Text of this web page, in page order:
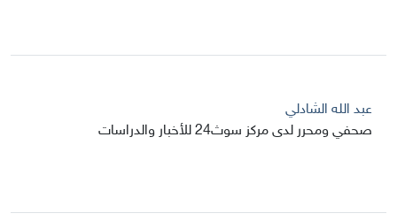
عبد الله الشادلي
صحفي ومحرر لدى مركز سوث24 للأخبار والدراسات